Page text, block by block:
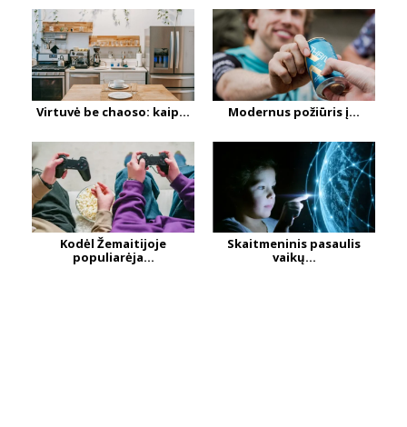
Virtuvė be chaoso: kaip... Modernus požiūris į...
Kodėl Žemaitijoje
populiarėja...
Skaitmeninis pasaulis
vaikų...